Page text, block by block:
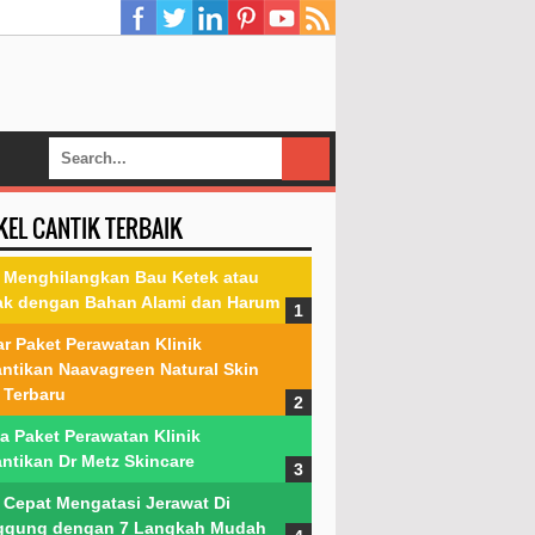
CANTIK TERBAIK
Menghilangkan Bau Ketek atau
dengan Bahan Alami dan Harum
Paket Perawatan Klinik
Naavagreen Natural Skin
Terbaru
Paket Perawatan Klinik
Dr Metz Skincare
Cepat Mengatasi Jerawat Di
dengan 7 Langkah Mudah